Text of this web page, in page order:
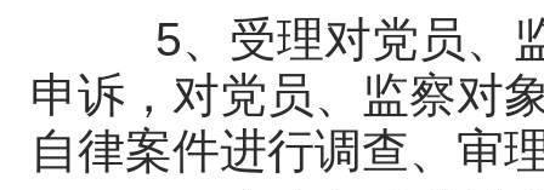
5、受理对党员、监
申诉，对党员、监察对
自律案件进行调查、审